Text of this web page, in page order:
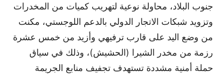
جنوب البلاد، محاولة نوعية لتهريب كميات من المخدرات
وتزويد شبكات الاتجار الدولي بالدعم اللوجستي، مكنت
من وضع اليد على قارب ترفيهي وأزيد من خمس عشرة
رزمة من مخدر الشيرا (الحشيش)، وذلك في سياق
حملة أمنية مشددة تستهدف تجفيف منابع الجريمة